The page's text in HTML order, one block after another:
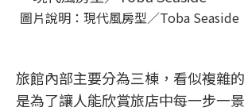
圖片說明：現代風房型／Toba Seaside
旅館內部主要分為三棟，看似複雜
是為了讓人能欣賞旅店中每一步一